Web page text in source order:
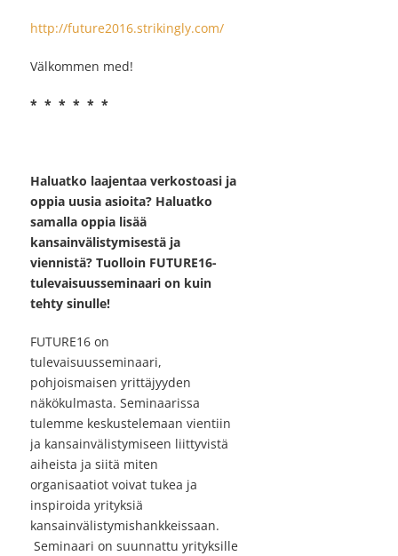
http://future2016.strikingly.com/
Välkommen med!
* * * * * *
Haluatko laajentaa verkostoasi ja
oppia uusia asioita? Haluatko
samalla oppia lisää
kansainvälistymisestä ja
viennistä? Tuolloin FUTURE16-
tulevaisuusseminaari on kuin
tehty sinulle!
FUTURE16 on
tulevaisuusseminaari,
pohjoismaisen yrittäjyyden
näkökulmasta. Seminaarissa
tulemme keskustelemaan vientiin
ja kansainvälistymiseen liittyvistä
aiheista ja siitä miten
organisaatiot voivat tukea ja
inspiroida yrityksiä
kansainvälistymishankkeissaan.
Seminaari on suunnattu yrityksille